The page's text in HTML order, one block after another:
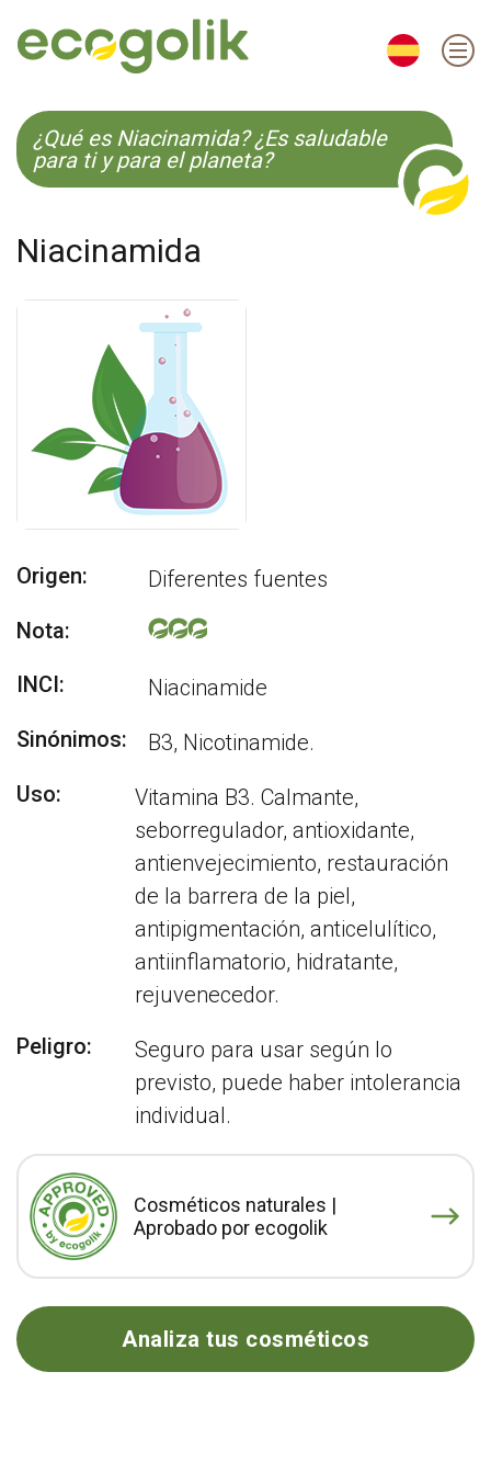
EN ES CS KO
¿Qué es Niacinamida? ¿Es saludable
para ti y para el planeta?
Niacinamida
Origen:
Diferentes fuentes
Nota:
INCI:
Niacinamide
Sinónimos:
B3, Nicotinamide.
Uso:
Vitamina B3. Calmante,
seborregulador, antioxidante,
antienvejecimiento, restauración
de la barrera de la piel,
antipigmentación, anticelulítico,
antiinflamatorio, hidratante,
rejuvenecedor.
Peligro:
Seguro para usar según lo
previsto, puede haber intolerancia
individual.
Cosméticos naturales |
Aprobado por ecogolik
Analiza tus cosméticos